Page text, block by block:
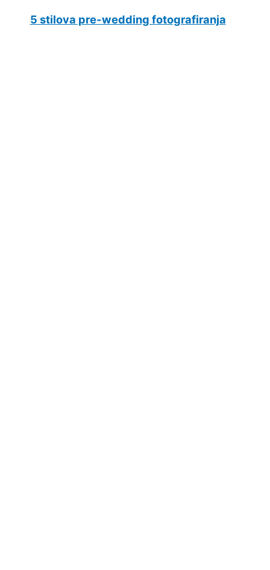
5 stilova pre-wedding fotografiranja